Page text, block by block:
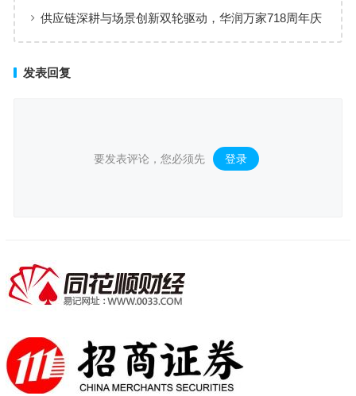
场景购物生态
供应链深耕与场景创新双轮驱动，华润万家718周年庆
发表回复
要发表评论，您必须先 登录 。